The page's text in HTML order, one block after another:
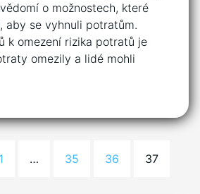
o možnostech, které
aby se vyhnuli potratům.
k omezení rizika potratů je
omezily a lidé mohli
1 … 35 36 37